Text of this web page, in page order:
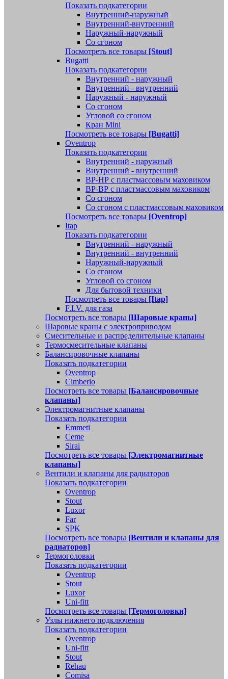
Показать подкатегории
Внутренний-наружный
Внутренний-внутренний
Наружный-наружный
Со сгоном
Посмотреть все товары [Stout]
Bugatti
Показать подкатегории
Внутренний - наружный
Внутренний - внутренний
Наружный - наружный
Со сгоном
Угловой со сгоном
Кран Mini
Посмотреть все товары [Bugatti]
Oventrop
Показать подкатегории
Внутренний - наружный
Внутренний - внутренний
ВР-НР с пластмассовым маховиком
ВР-ВР с пластмассовым маховиком
Со сгоном
Со сгоном с пластмассовым маховиком
Посмотреть все товары [Oventrop]
Itap
Показать подкатегории
Внутренний - наружный
Внутренний - внутренний
Наружный-наружный
Со сгоном
Угловой со сгоном
Для бытовой техники
Посмотреть все товары [Itap]
F.I.V. для газа
Посмотреть все товары [Шаровые краны]
Шаровые краны с электроприводом
Смесительные и распределительные клапаны
Термосмесительные клапаны
Балансировочные клапаны
Показать подкатегории
Oventrop
Cimberio
Посмотреть все товары [Балансировочные
клапаны]
Электромагнитные клапаны
Показать подкатегории
Emmeti
Ceme
Sirai
Посмотреть все товары [Электромагнитные
клапаны]
Вентили и клапаны для радиаторов
Показать подкатегории
Oventrop
Stout
Luxor
Far
SPK
Посмотреть все товары [Вентили и клапаны для
радиаторов]
Термоголовки
Показать подкатегории
Oventrop
Stout
Luxor
Uni-fitt
Посмотреть все товары [Термоголовки]
Узлы нижнего подключения
Показать подкатегории
Oventrop
Uni-fitt
Stout
Rehau
Comisa